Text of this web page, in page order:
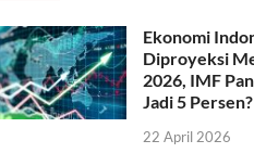
Ekonomi
Diproyeksi
2026, IMF
Jadi 5 Persen?
22 April 2026